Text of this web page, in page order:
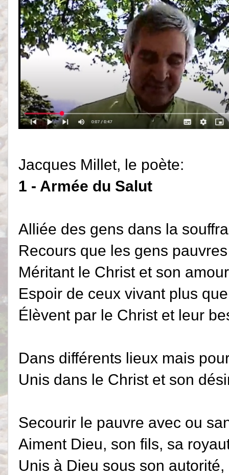
Jacques Millet, le poète:
1 - Armée du Salut
Alliée des gens dans la
Recours que les gens
Méritant le Christ et son
Espoir de ceux vivant plus
Élèvent par le Christ et leur
Dans différents lieux mais
Unis dans le Christ et son
Secourir le pauvre avec ou
Aiment Dieu, son fils, sa
Unis à Dieu sous son autorité,